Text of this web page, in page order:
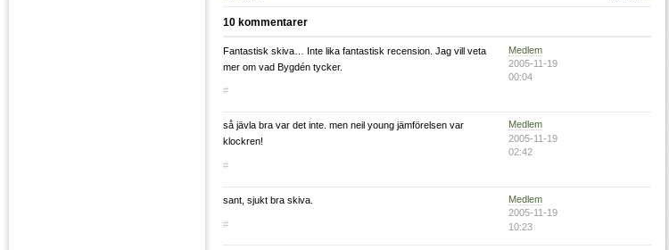
10 kommentarer
Fantastisk skiva… Inte lika fantastisk recension. Jag vill veta
mer om vad Bygdén tycker.
#
Medlem
2005-11-19
00:04
så jävla bra var det inte. men neil young jämförelsen var
klockren!
#
Medlem
2005-11-19
02:42
sant, sjukt bra skiva.
#
Medlem
2005-11-19
10:23